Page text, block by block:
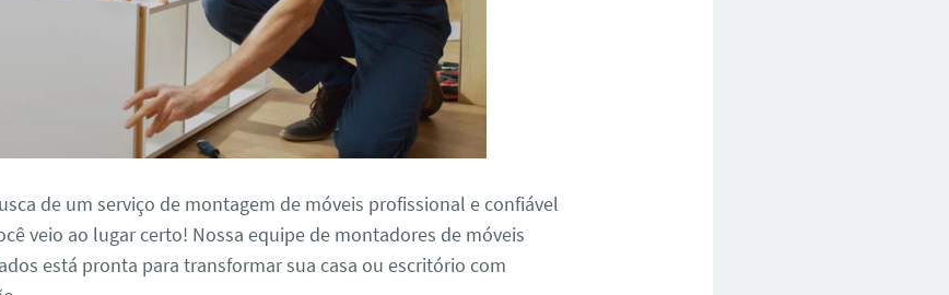
de um serviço de montagem de móveis profissional e confiável
veio ao lugar certo! Nossa equipe de montadores de móveis
está pronta para transformar sua casa ou escritório com